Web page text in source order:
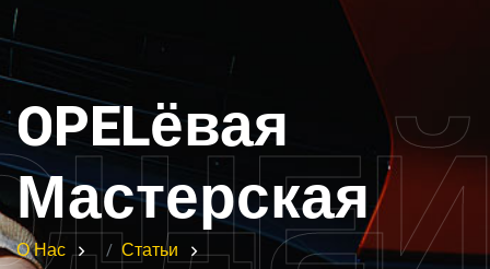
OPELёвая
Мастерская
О Нас
Статьи